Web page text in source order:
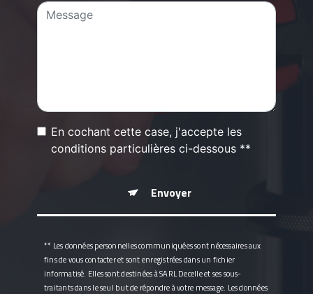
En cochant cette case, j'accepte les
conditions particulières ci-dessous **
Envoyer
** Les données personnelles communiquées sont nécessaires aux
fins de vous contacter et sont enregistrées dans un fichier
informatisé. Elles sont destinées à SARL Decelle et ses sous-
traitants dans le seul but de répondre à votre message. Les données